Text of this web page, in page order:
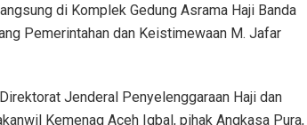
di Komplek Gedung Asrama Haji Banda
Pemerintahan dan Keistimewaan M. Jafar
Jenderal Penyelenggaraan Haji dan
Kemenag Aceh Iqbal, pihak Angkasa Pura,